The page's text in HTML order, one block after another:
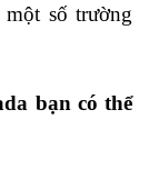
số trường
bạn có thể